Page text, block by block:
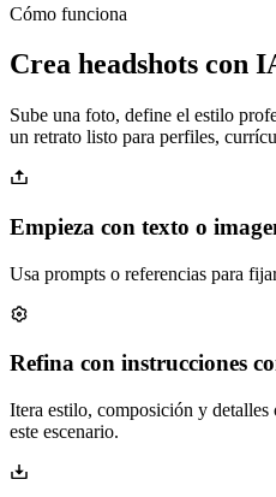
Cómo funciona
Crea headshots con
Sube una foto, define el estilo
un retrato listo para perfiles,
Empieza con texto o
Usa prompts o referencias para
Refina con instrucciones
Itera estilo, composición y detalles
este escenario.